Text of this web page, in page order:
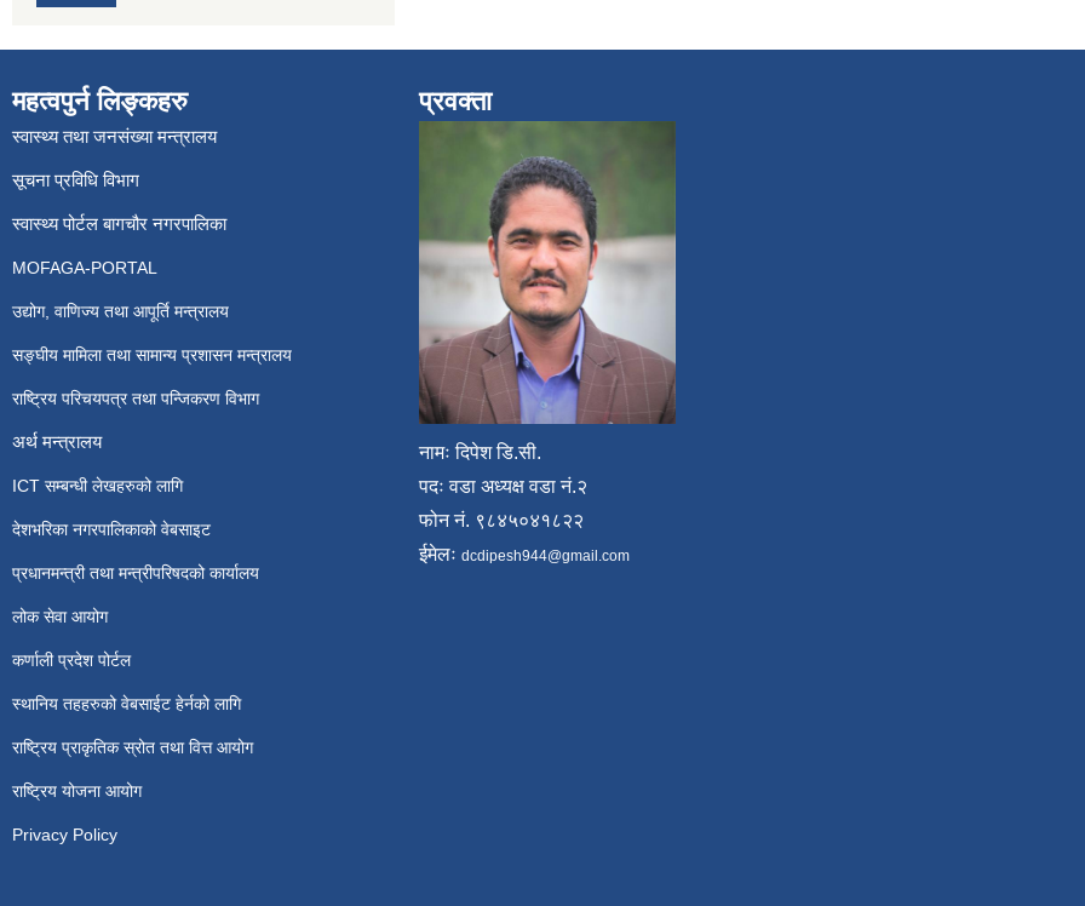
महत्वपुर्न लिङ्कहरु
स्वास्थ्य तथा जनसंख्या मन्त्रालय
सूचना प्रविधि विभाग
स्वास्थ्य पोर्टल बागचौर नगरपालिका
MOFAGA-PORTAL
उद्योग, वाणिज्य तथा आपूर्ति मन्त्रालय
सङ्घीय मामिला तथा सामान्य प्रशासन मन्त्रालय
राष्ट्रिय परिचयपत्र तथा पन्जिकरण विभाग
अर्थ मन्त्रालय
ICT सम्बन्धी लेखहरुको लागि
देशभरिका नगरपालिकाको वेबसाइट
प्रधानमन्त्री तथा मन्त्रीपरिषदको कार्यालय
लोक सेवा आयोग
कर्णाली प्रदेश पोर्टल
स्थानिय तहहरुको वेबसाईट हेर्नको लागि
राष्ट्रिय प्राकृतिक स्रोत तथा वित्त आयोग
राष्ट्रिय योजना आयोग
Privacy Policy
प्रवक्ता
नामः दिपेश डि.सी.
पदः वडा अध्यक्ष वडा नं.२
फोन नं. ९८४५०४१८२२
ईमेलः dcdipesh944@gmail.com